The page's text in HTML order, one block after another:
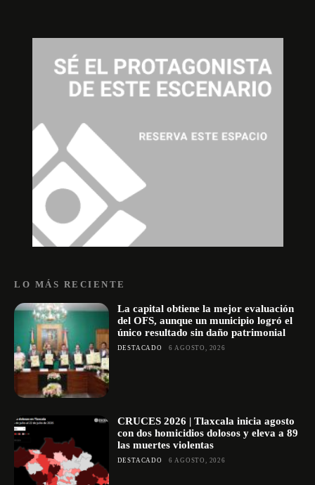
LO MÁS RECIENTE
La capital obtiene la mejor evaluación
del OFS, aunque un municipio logró el
único resultado sin daño patrimonial
DESTACADO 6 AGOSTO, 2026
CRUCES 2026 | Tlaxcala inicia agosto
con dos homicidios dolosos y eleva a 89
las muertes violentas
DESTACADO 6 AGOSTO, 2026